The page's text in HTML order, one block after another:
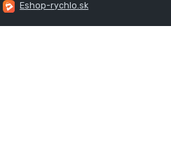
Eshop-rychlo.sk